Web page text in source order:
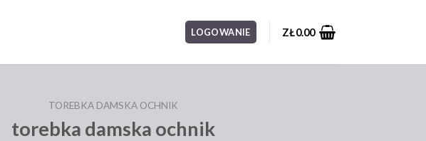
LOGOWANIE ZŁ0.00
TOREBKA DAMSKA OCHNIK
torebka damska ochnik